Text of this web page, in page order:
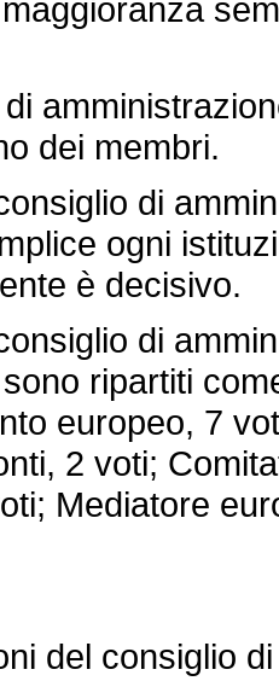
dei membri.
di
ogni
è decisivo.
di
ripartiti
europeo, 7
2 voti;
Mediatore
del consiglio